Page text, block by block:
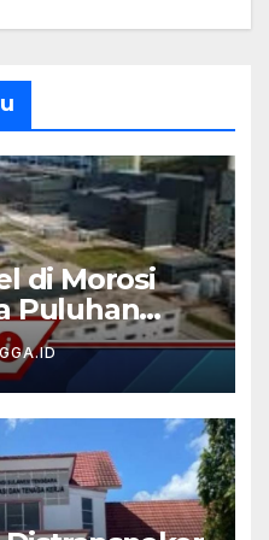
di Morosi
Puluhan